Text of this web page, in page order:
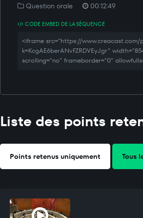
Question orale
00:12:49
CODE EMBED DE LA SÉQUENCE
<iframe src="https://www.creacast.com/
k=KcgAE6berANvFZRDVEyJgr"
scrolling="no" frameborder="0"
Liste des points
Points retenus uniquement Tous